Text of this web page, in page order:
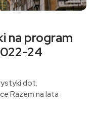
na program
24
dot.
Razem na lata